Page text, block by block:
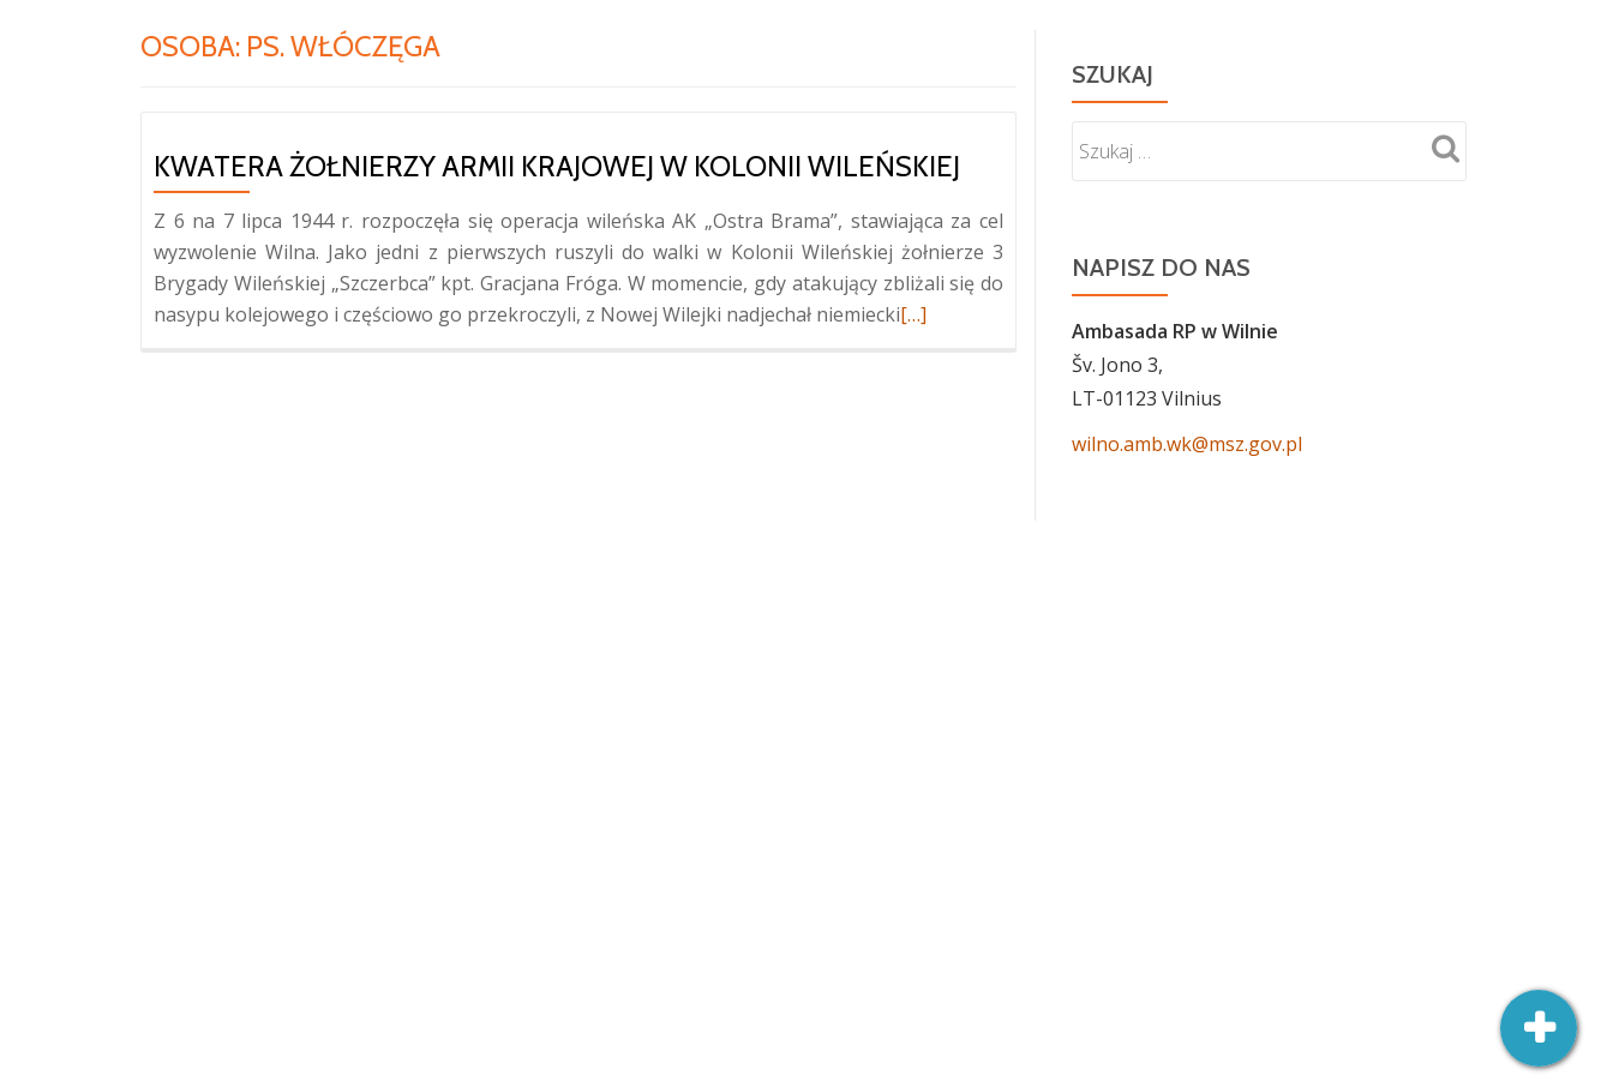
OSOBA: PS. WŁÓCZĘGA
KWATERA ŻOŁNIERZY ARMII KRAJOWEJ W KOLONII WILEŃSKIEJ
Z 6 na 7 lipca 1944 r. rozpoczęła się operacja wileńska AK „Ostra Brama”, stawiająca za cel
wyzwolenie Wilna. Jako jedni z pierwszych ruszyli do walki w Kolonii Wileńskiej żołnierze 3
Brygady Wileńskiej „Szczerbca” kpt. Gracjana Fróga. W momencie, gdy atakujący zbliżali się do
nasypu kolejowego i częściowo go przekroczyli, z Nowej Wilejki nadjechał niemieckiWięcej
[…]
SZUKAJ
NAPISZ DO NAS
Ambasada RP w Wilnie
Šv. Jono 3,
LT-01123 Vilnius
wilno.amb.wk@msz.gov.pl